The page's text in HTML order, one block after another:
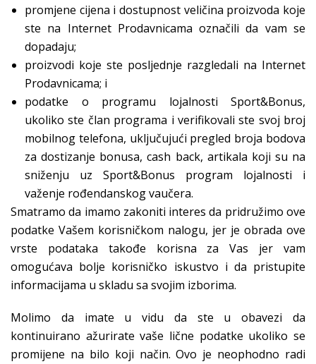
promjene cijena i dostupnost veličina proizvoda koje
ste na Internet Prodavnicama označili da vam se
dopadaju;
proizvodi koje ste posljednje razgledali na Internet
Prodavnicama; i
podatke o programu lojalnosti Sport&Bonus,
ukoliko ste član programa i verifikovali ste svoj broj
mobilnog telefona, uključujući pregled broja bodova
za dostizanje bonusa, cash back, artikala koji su na
sniženju uz Sport&Bonus program lojalnosti i
važenje rođendanskog vaučera.
Smatramo da imamo zakoniti interes da pridružimo ove
podatke Vašem korisničkom nalogu, jer je obrada ove
vrste podataka takođe korisna za Vas jer vam
omogućava bolje korisničko iskustvo i da pristupite
informacijama u skladu sa svojim izborima.
Molimo da imate u vidu da ste u obavezi da
kontinuirano ažurirate vaše lične podatke ukoliko se
promijene na bilo koji način. Ovo je neophodno radi